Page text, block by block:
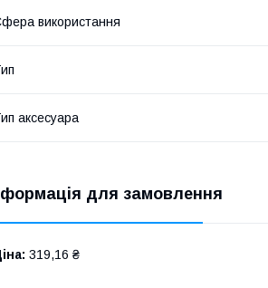
використання
аксесуара
для замовлення
319,16 ₴